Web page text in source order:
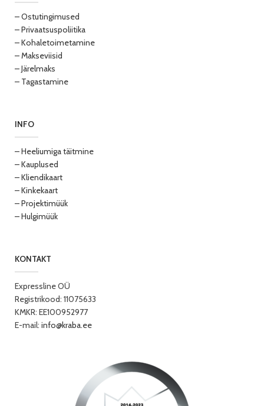
– Ostutingimused
– Privaatsuspoliitika
– Kohaletoimetamine
– Makseviisid
– Järelmaks
– Tagastamine
INFO
– Heeliumiga täitmine
– Kauplused
– Kliendikaart
– Kinkekaart
– Projektimüük
– Hulgimüük
KONTAKT
Expressline OÜ
Registrikood: 11075633
KMKR: EE100952977
E-mail: info@kraba.ee